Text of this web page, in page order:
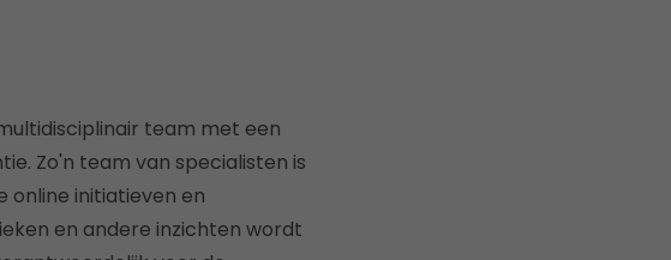
team met een
Zo'n team van specialisten is
online initiatieven en
en andere inzichten wordt